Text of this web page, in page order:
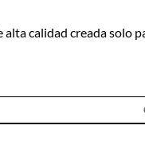
alta calidad creada solo